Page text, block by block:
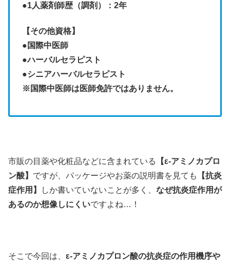
●1人薬剤師歴（調剤）：2年
【その他資格】
● 国際中医師
●ハーバルセラピスト
●シニアハーバルセラピスト
※国際中医師は医師免許ではありません。
市販の目薬や化粧品などに含まれている
【ε-アミノカプロ
ン酸】 ですが、パッケージやお薬の説明書を見ても
【抗炎
症作用】
しか書いていないことが多く、 なぜ抗炎症作用が
あるのか想像しにくいですよね…！
そこで今回は、 ε-アミノカプロン酸の抗炎症の作用機序や